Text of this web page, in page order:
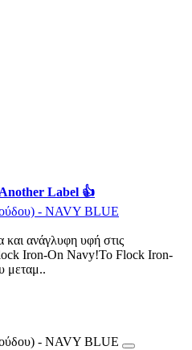
Another Label 👍
- NAVY BLUE
ανάγλυφη υφή στις
Iron-On Navy!Το Flock Iron-
μεταμ..
- NAVY BLUE